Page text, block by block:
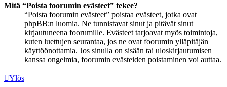
Mitä “Poista foorumin evästeet” tekee?
“Poista foorumin evästeet” poistaa evästeet, jotka ovat
phpBB:n luomia. Ne tunnistavat sinut ja pitävät sinut
kirjautuneena foorumille. Evästeet tarjoavat myös toimintoja,
kuten luettujen seurantaa, jos ne ovat foorumin ylläpitäjän
käyttöönottamia. Jos sinulla on sisään tai uloskirjautumisen
kanssa ongelmia, foorumin evästeiden poistaminen voi auttaa.
Ylös